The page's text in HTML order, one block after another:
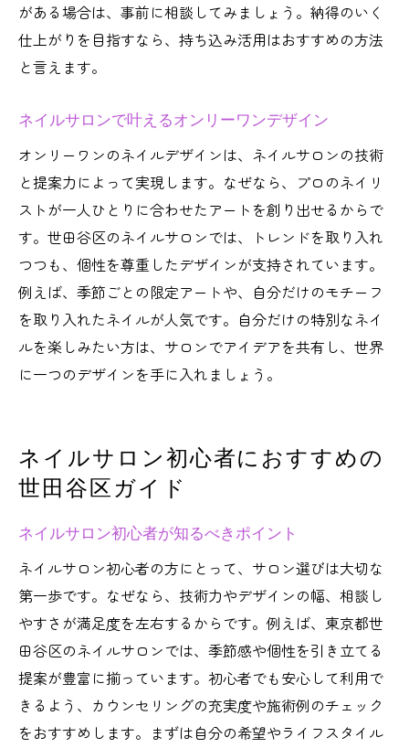
がある場合は、事前に相談してみましょう。納得のいく
仕上がりを目指すなら、持ち込み活用はおすすめの方法
と言えます。
ネイルサロンで叶えるオンリーワンデザイン
オンリーワンのネイルデザインは、ネイルサロンの技術
と提案力によって実現します。なぜなら、プロのネイリ
ストが一人ひとりに合わせたアートを創り出せるからで
す。世田谷区のネイルサロンでは、トレンドを取り入れ
つつも、個性を尊重したデザインが支持されています。
例えば、季節ごとの限定アートや、自分だけのモチーフ
を取り入れたネイルが人気です。自分だけの特別なネイ
ルを楽しみたい方は、サロンでアイデアを共有し、世界
に一つのデザインを手に入れましょう。
ネイルサロン初心者におすすめの
世田谷区ガイド
ネイルサロン初心者が知るべきポイント
ネイルサロン初心者の方にとって、サロン選びは大切な
第一歩です。なぜなら、技術力やデザインの幅、相談し
やすさが満足度を左右するからです。例えば、東京都世
田谷区のネイルサロンでは、季節感や個性を引き立てる
提案が豊富に揃っています。初心者でも安心して利用で
きるよう、カウンセリングの充実度や施術例のチェック
をおすすめします。まずは自分の希望やライフスタイル